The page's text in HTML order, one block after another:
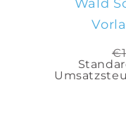
Wald
€